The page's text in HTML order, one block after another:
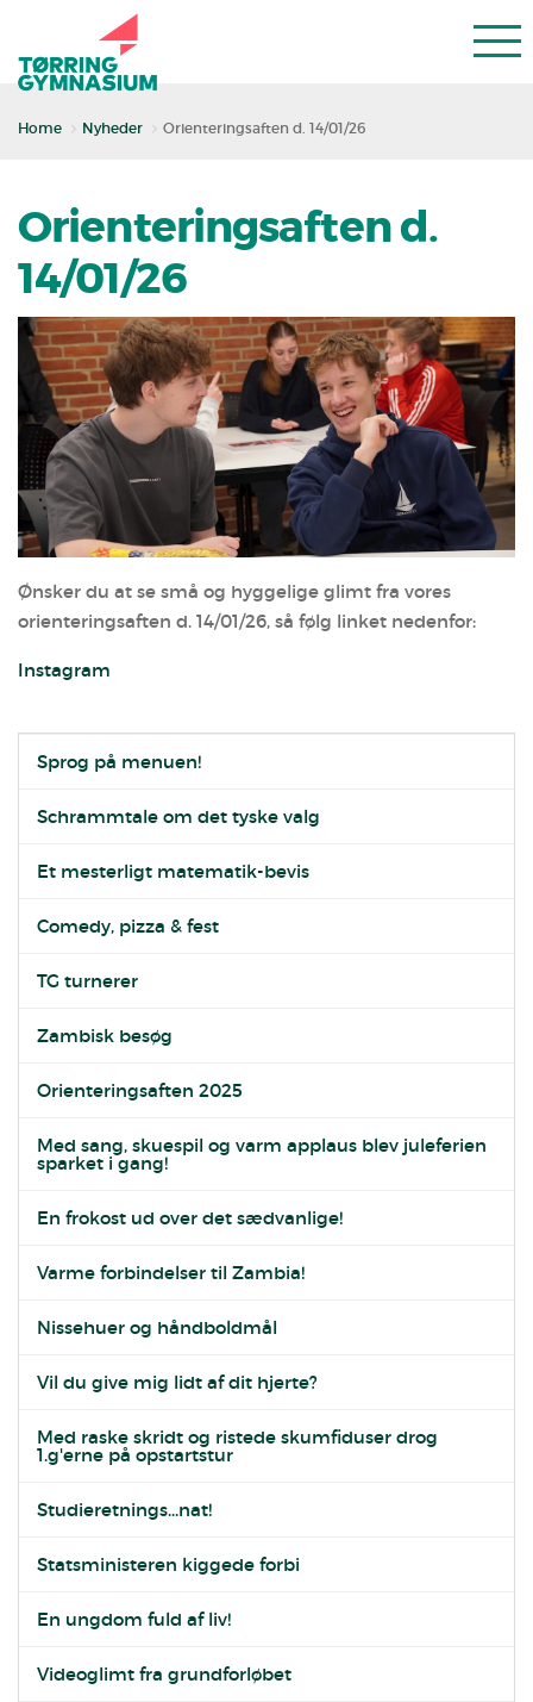
Home Nyheder Orienteringsaften d. 14/01/26
Orienteringsaften d.
14/01/26
Ønsker du at se små og hyggelige glimt fra vores
orienteringsaften d. 14/01/26, så følg linket nedenfor:
Instagram
Sprog på menuen!
Schrammtale om det tyske valg
Et mesterligt matematik-bevis
Comedy, pizza & fest
TG turnerer
Zambisk besøg
Orienteringsaften 2025
Med sang, skuespil og varm applaus blev juleferien
sparket i gang!
En frokost ud over det sædvanlige!
Varme forbindelser til Zambia!
Nissehuer og håndboldmål
Vil du give mig lidt af dit hjerte?
Med raske skridt og ristede skumfiduser drog
1.g'erne på opstartstur
Studieretnings...nat!
Statsministeren kiggede forbi
En ungdom fuld af liv!
Videoglimt fra grundforløbet